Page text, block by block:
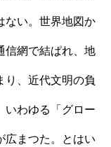
ない。世界地図か
信網で結ぱれ、地
り、近代文明の負
いわゆる「グロー
広まつた。とはい